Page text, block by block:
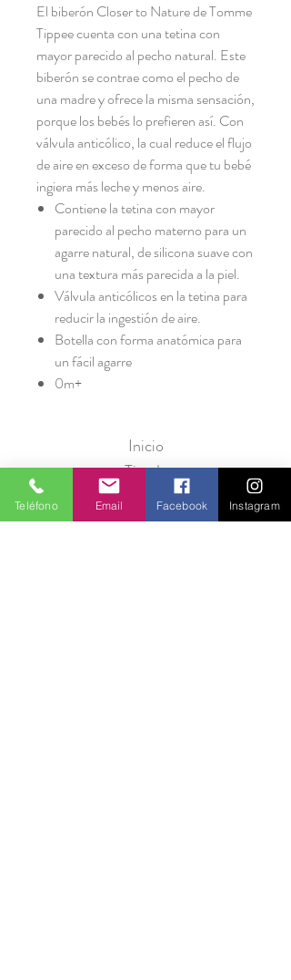
El biberón Closer to Nature de Tomme
Tippee cuenta con una tetina con
mayor parecido al pecho natural. Este
biberón se contrae como el pecho de
una madre y ofrece la misma sensación,
porque los bebés lo prefieren así. Con
válvula anticólico, la cual reduce el flujo
de aire en exceso de forma que tu bebé
ingiera más leche y menos aire.
Contiene la tetina con mayor
parecido al pecho materno para un
agarre natural, de silicona suave con
una textura más parecida a la piel.
Válvula anticólicos en la tetina para
reducir la ingestión de aire.
Botella con forma anatómica para
un fácil agarre
0m+
Inicio
Tienda
Marcas
Nosotros
Teléfono Email Facebook Instagram